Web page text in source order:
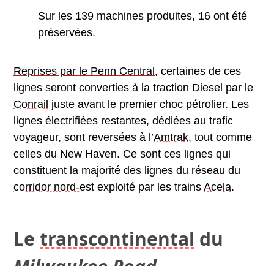
Sur les 139 machines produites, 16 ont été
préservées.
Reprises par le Penn Central , certaines de ces
lignes seront converties à la traction Diesel par le
Conrail juste avant le premier choc pétrolier. Les
lignes électrifiées restantes, dédiées au trafic
voyageur, sont reversées à l’Amtrak, tout comme
celles du New Haven. Ce sont ces lignes qui
constituent la majorité des lignes du réseau du
corridor nord-est exploité par les trains Acela.
Le transcontinental du